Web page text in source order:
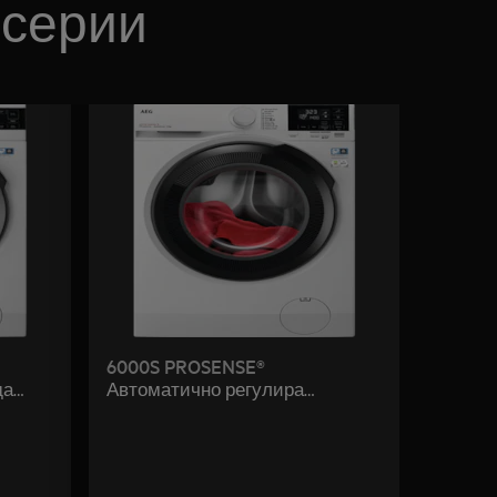
6000S PROSENSE®
Автоматично регулира